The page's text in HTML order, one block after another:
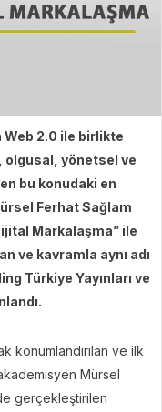
2.0 ile birlikte
olgusal, yönetsel ve
bu konudaki en
Ferhat Sağlam
Markalaşma” ile
ve kavramla aynı adı
Türkiye Yayınları ve
konumlandırılan ve ilk
Mürsel
gerçekleştirilen